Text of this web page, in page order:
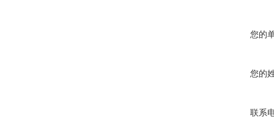
您的
您的
联系